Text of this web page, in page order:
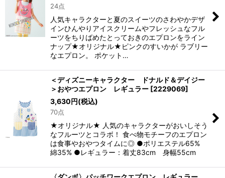
24点
人気キャラクターと夏のスイーツのさわやかデザ
インひんやりアイスクリームやフレッシュなフル
ーツをちりばめたとっておきのエプロンをライン
ナップ★オリジナル★ピンクのすいかが ラブリー
なエプロン。 ポケット…
＜ディズニーキャラクター ドナルド＆デイジー
＞おやつエプロン レギュラー [2229069]
3,630円(税込)
70点
★オリジナル★ 人気のキャラクターがおいしそう
なフルーツとコラボ！ 食べ物モチーフのエプロン
は食事やおやつタイムに◎ ●ポリエステル65%
綿35% ●レギュラー：着丈83cm 身幅55cm